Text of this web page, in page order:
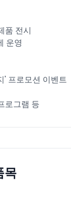
품 전시
운영
' 프로모션 이벤트
로그램 등
목